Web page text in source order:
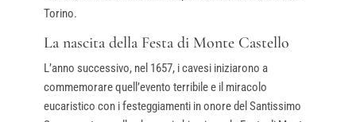
Torino.
La nascita della Festa di Monte Castello
L’anno successivo, nel 1657, i cavesi iniziarono a
commemorare quell’evento terribile e il miracolo
eucaristico con i festeggiamenti in onore del Santissimo